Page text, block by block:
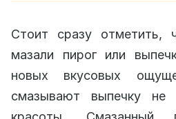
Стоит сразу
мазали пирог или
новых вкусовых
смазывают выпечку